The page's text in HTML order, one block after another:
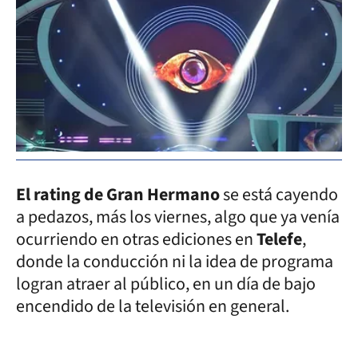
El rating de Gran Hermanose está cayendo
a pedazos, más los viernes, algo que ya venía
ocurriendo en otras ediciones enTelefe,
donde la conducción ni la idea de programa
logran atraer al público, en un día de bajo
encendido de la televisión en general.